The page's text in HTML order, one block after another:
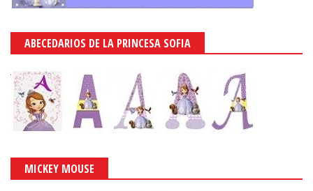
ABECEDARIOS DE LA PRINCESA SOFIA
MICKEY MOUSE